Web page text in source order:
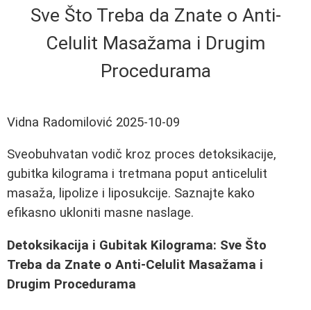
Sve Što Treba da Znate o Anti-
Celulit Masažama i Drugim
Procedurama
Vidna Radomilović 2025-10-09
Sveobuhvatan vodič kroz proces detoksikacije,
gubitka kilograma i tretmana poput anticelulit
masaža, lipolize i liposukcije. Saznajte kako
efikasno ukloniti masne naslage.
Detoksikacija i Gubitak Kilograma: Sve Što
Treba da Znate o Anti-Celulit Masažama i
Drugim Procedurama